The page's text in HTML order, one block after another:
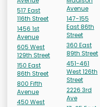
517 East
116th Street
1456 1st
Avenue
605 West
129th Street
150 East
86th Street
800 Fifth
Avenue
450 West
Avenue
147-155
East 86th
Street
360 East
89th Street
451-461
West 126th
Street
2226 3rd
Ave